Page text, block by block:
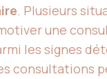
. Plusieurs
une
les signes
consultations